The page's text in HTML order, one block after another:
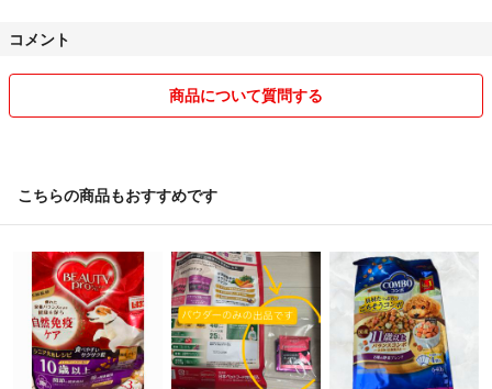
大幅な値引き交渉は心が折れますので お控え下さいね♪
宜しくお願いします。
コメント
商品について質問する
こちらの商品もおすすめです